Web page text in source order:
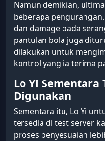
Namun demikian,
beberapa
dan damage pada
pantulan bola juga
dilakukan untuk
kontrol yang ia terima
Lo Yi Sementara
Digunakan
Sementara itu, Lo Yi
tersedia di test server
proses penyesuaian